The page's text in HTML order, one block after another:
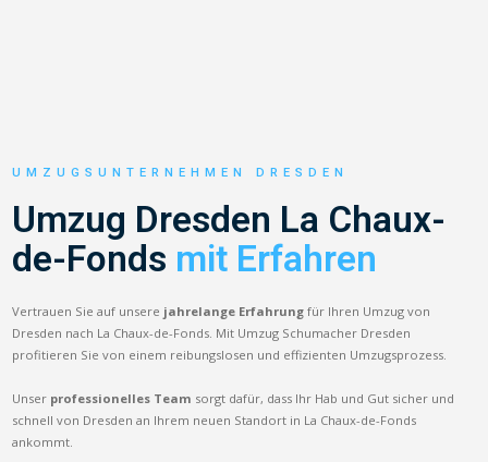
UMZUGSUNTERNEHMEN DRESDEN
Umzug Dresden La Chaux-
de-Fonds mit Erfahren
Vertrauen Sie auf unsere jahrelange Erfahrung für Ihren Umzug von
Dresden nach La Chaux-de-Fonds. Mit Umzug Schumacher Dresden
profitieren Sie von einem reibungslosen und effizienten Umzugsprozess.
Unser professionelles Team sorgt dafür, dass Ihr Hab und Gut sicher und
schnell von Dresden an Ihrem neuen Standort in La Chaux-de-Fonds
ankommt.